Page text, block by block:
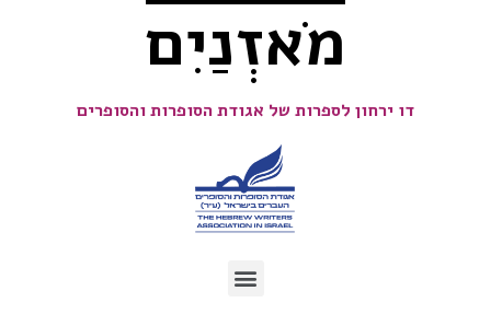
מֹאזְנַיִם
דו ירחון לספרות של אגודת הסופרות והסופרים